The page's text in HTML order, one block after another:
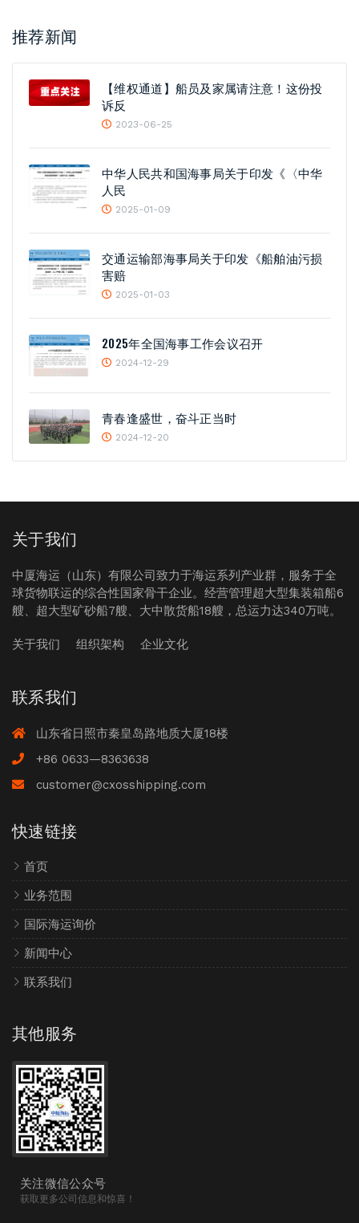
推荐新闻
【维权通道】船员及家属请注意！这份投
诉反
2023-06-25
中华人民共和国海事局关于印发《〈中华
人民
2025-01-09
交通运输部海事局关于印发《船舶油污损
害赔
2025-01-03
2025年全国海事工作会议召开
2024-12-29
青春逢盛世，奋斗正当时
2024-12-20
关于我们
中厦海运（山东）有限公司致力于海运系列产业群，服务于全
球货物联运的综合性国家骨干企业。经营管理超大型集装箱船6
艘、超大型矿砂船7艘、大中散货船18艘，总运力达340万吨。
关于我们 组织架构 企业文化
联系我们
山东省日照市秦皇岛路地质大厦18楼
+86 0633—8363638
customer@cxosshipping.com
快速链接
首页
业务范围
国际海运询价
新闻中心
联系我们
其他服务
关注微信公众号
获取更多公司信息和惊喜！